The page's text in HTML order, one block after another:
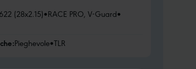
(28x2.15)•RACE PRO, V-Guard•
Pieghevole•TLR